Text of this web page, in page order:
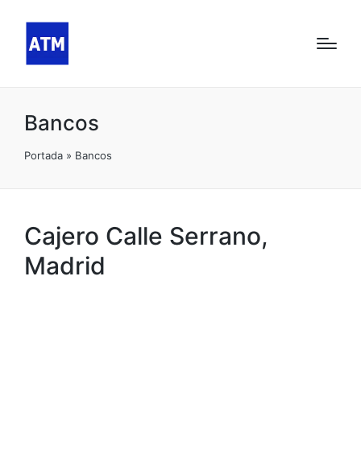
Bancos
Portada » Bancos
Cajero Calle Serrano,
Madrid